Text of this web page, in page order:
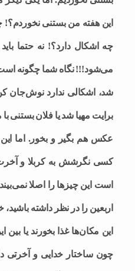
این هفته من بستنی نخوردم؟!
چه اشکال دارد؟! نه حتما
می‌شود!!! نگاه شما چگونه
شد، اشکالی ندارد نوش‌جان
برایت مهیا شد یا فلان بستنی
عکس هم بگیر و بخور. اما
کسی نگرشش به کربلا و
است این چیزها را اصلا
اربعین را در نظر داشته باشید،
این مکان‌ها غذا بخورند یا بین
چون ساختار خدایی و آخرتی